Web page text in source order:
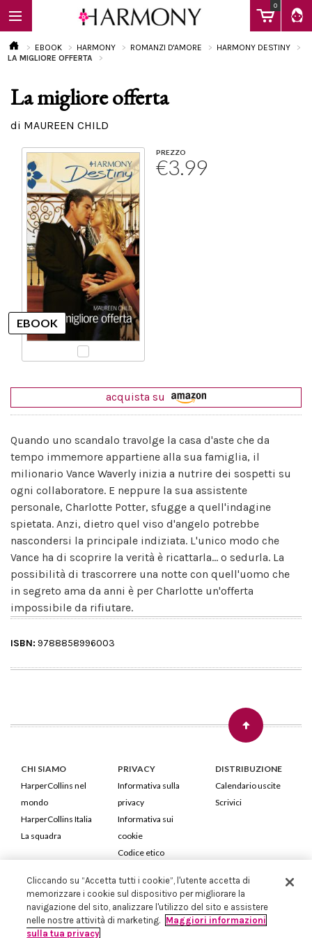
0
EBOOK
Calendario
EBOOK HARMONY ROMANZI D'AMORE
HARMONY DESTINY
LA MIGLIORE OFFERTA
La migliore offerta
di MAUREEN CHILD
PREZZO
€3.99
acquista su
Quando uno scandalo travolge la casa d'aste che da
tempo immemore appartiene alla sua famiglia, il
milionario Vance Waverly inizia a nutrire dei sospetti su
ogni collaboratore. E neppure la sua assistente
personale, Charlotte Potter, sfugge a quell'indagine
spietata. Anzi, dietro quel viso d'angelo potrebbe
nascondersi la principale indiziata. L'unico modo che
Vance ha di scoprire la verità è ricattarla... o sedurla. La
possibilità di trascorrere una notte con quell'uomo che
in segreto ama da anni è per Charlotte un'offerta
impossibile da rifiutare.
ISBN: 9788858996003
CHI SIAMO
HarperCollins nel
mondo
HarperCollins Italia
La squadra
PRIVACY
Informativa sulla
privacy
Informativa sui
cookie
Codice etico
DISTRIBUZIONE
Calendario uscite
Scrivici
HarperCollins Italia S.p.A. Viale Monte Nero, 84 - 20135 Milano
Cod. Fiscale e P.IVA 05946780151 - Capitale Sociale 258.250 €
Iscritta in Milano al Registro delle imprese nr.198004 e REA nr.1051898
Cliccando su “Accetta tutti i cookie”, l'utente accetta di
memorizzare i cookie sul dispositivo per migliorare la
navigazione del sito, analizzare l'utilizzo del sito e assistere
nelle nostre attività di marketing. Maggiori informazioni
sulla tua privacy